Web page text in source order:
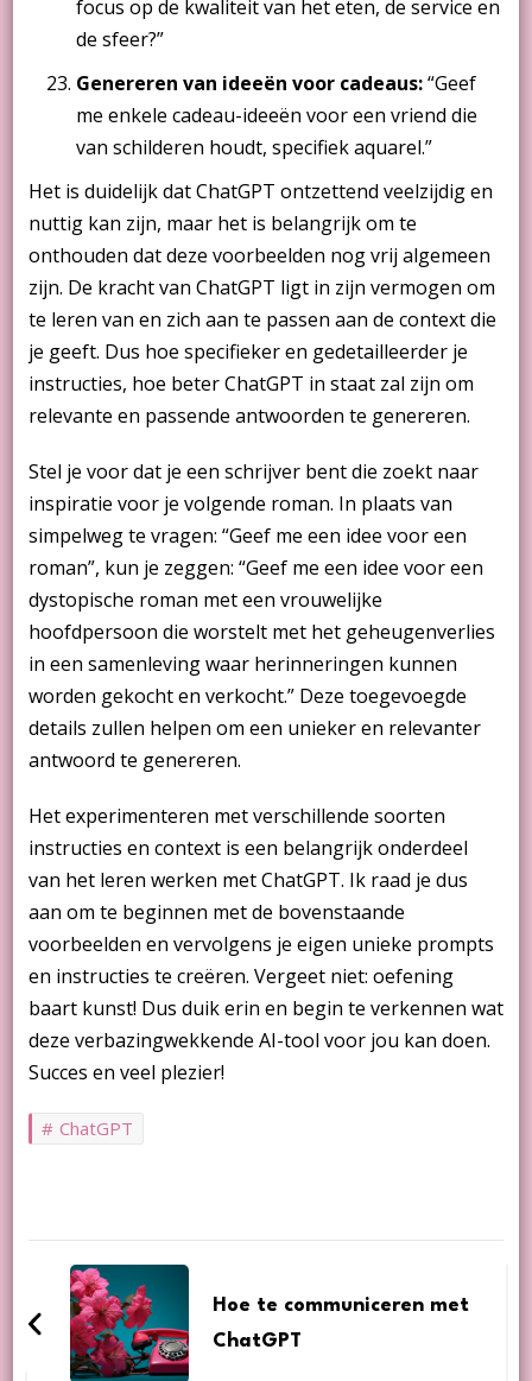
focus op de kwaliteit van het eten, de service en
de sfeer?”
Genereren van ideeën voor cadeaus:“Geef
me enkele cadeau-ideeën voor een vriend die
van schilderen houdt, specifiek aquarel.”
Het is duidelijk dat ChatGPT ontzettend veelzijdig en
nuttig kan zijn, maar het is belangrijk om te
onthouden dat deze voorbeelden nog vrij algemeen
zijn. De kracht van ChatGPT ligt in zijn vermogen om
te leren van en zich aan te passen aan de context die
je geeft. Dus hoe specifieker en gedetailleerder je
instructies, hoe beter ChatGPT in staat zal zijn om
relevante en passende antwoorden te genereren.
Stel je voor dat je een schrijver bent die zoekt naar
inspiratie voor je volgende roman. In plaats van
simpelweg te vragen: “Geef me een idee voor een
roman”, kun je zeggen: “Geef me een idee voor een
dystopische roman met een vrouwelijke
hoofdpersoon die worstelt met het geheugenverlies
in een samenleving waar herinneringen kunnen
worden gekocht en verkocht.” Deze toegevoegde
details zullen helpen om een unieker en relevanter
antwoord te genereren.
Het experimenteren met verschillende soorten
instructies en context is een belangrijk onderdeel
van het leren werken met ChatGPT. Ik raad je dus
aan om te beginnen met de bovenstaande
voorbeelden en vervolgens je eigen unieke prompts
en instructies te creëren. Vergeet niet: oefening
baart kunst! Dus duik erin en begin te verkennen wat
deze verbazingwekkende AI-tool voor jou kan doen.
Succes en veel plezier!
ChatGPT
BERICHTNAVIGATIE
Hoe te communiceren met
ChatGPT